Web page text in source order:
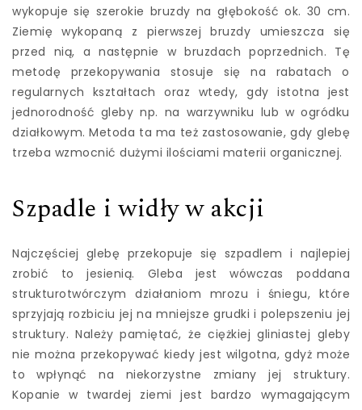
wykopuje się szerokie bruzdy na głębokość ok. 30 cm.
Ziemię wykopaną z pierwszej bruzdy umieszcza się
przed nią, a następnie w bruzdach poprzednich. Tę
metodę przekopywania stosuje się na rabatach o
regularnych kształtach oraz wtedy, gdy istotna jest
jednorodność gleby np. na warzywniku lub w ogródku
działkowym. Metoda ta ma też zastosowanie, gdy glebę
trzeba wzmocnić dużymi ilościami materii organicznej.
Szpadle i widły w akcji
Najczęściej glebę przekopuje się szpadlem i najlepiej
zrobić to jesienią. Gleba jest wówczas poddana
strukturotwórczym działaniom mrozu i śniegu, które
sprzyjają rozbiciu jej na mniejsze grudki i polepszeniu jej
struktury. Należy pamiętać, że ciężkiej gliniastej gleby
nie można przekopywać kiedy jest wilgotna, gdyż może
to wpłynąć na niekorzystne zmiany jej struktury.
Kopanie w twardej ziemi jest bardzo wymagającym